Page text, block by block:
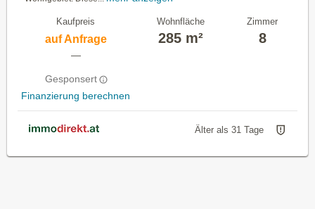
Kaufpreis
auf Anfrage
—
Gesponsert
Finanzierung berechnen
Wohnfläche
285 m²
Zimmer
8
Älter als 31 Tage